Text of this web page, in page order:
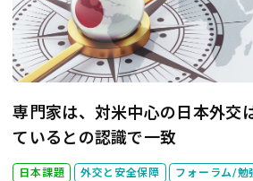
専門家は、対米中心の日本外交
ているとの認識で一致
日本課題 外交と安全保障 フォーラム/勉